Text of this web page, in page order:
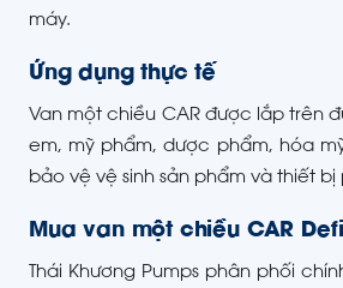
máy.
Ứng dụng thực tế
Van một chiều CAR được lắp trên
em, mỹ phẩm, dược phẩm, hóa
bảo vệ vệ sinh sản phẩm và thiết
Mua van một chiều CAR
Thái Khương Pumps phân phối